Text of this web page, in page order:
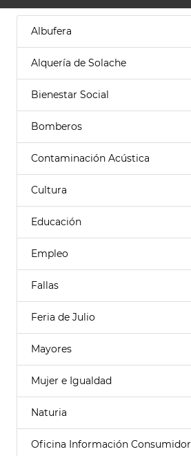
Albufera
Alquería de Solache
Bienestar Social
Bomberos
Contaminación Acústica
Cultura
Educación
Empleo
Fallas
Feria de Julio
Mayores
Mujer e Igualdad
Naturia
Oficina Información Consumidor